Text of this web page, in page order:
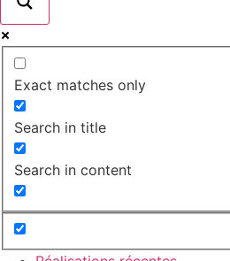
Exact matches only
Search in title
Search in content